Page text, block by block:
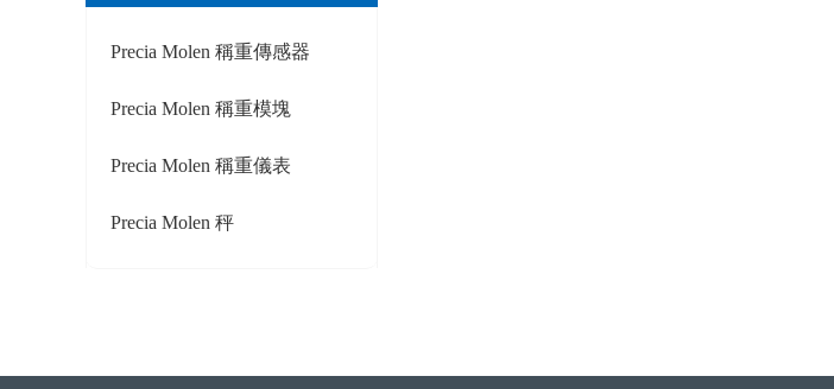
Precia Molen 稱重傳感器
Precia Molen 稱重模塊
Precia Molen 稱重儀表
Precia Molen 秤